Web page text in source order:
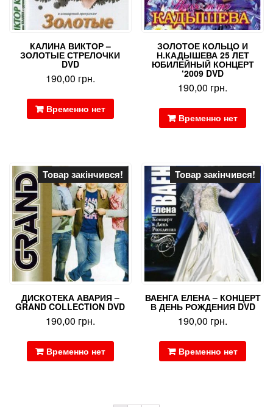
КАЛИНА ВИКТОР –
ЗОЛОТЫЕ СТРЕЛОЧКИ
DVD
190,00 грн.
Временно нет
ЗОЛОТОЕ КОЛЬЦО И
Н.КАДЫШЕВА 25 ЛЕТ
ЮБИЛЕЙНЫЙ КОНЦЕРТ
‘2009 DVD
190,00 грн.
Временно нет
Товар закінчився!
ДИСКОТЕКА АВАРИЯ –
GRAND COLLECTION DVD
190,00 грн.
Временно нет
Товар закінчився!
ВАЕНГА ЕЛЕНА – КОНЦЕРТ
В ДЕНЬ РОЖДЕНИЯ DVD
190,00 грн.
Временно нет